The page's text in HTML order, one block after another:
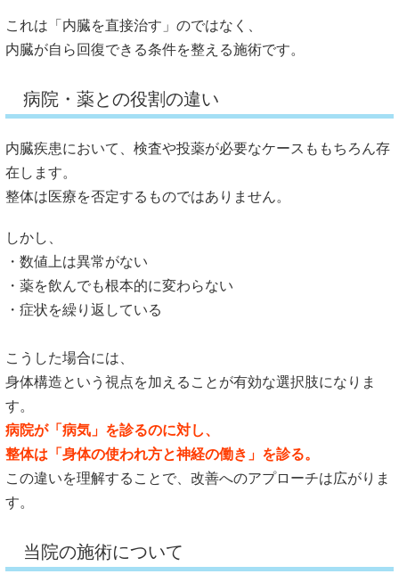
これは「内臓を直接治す」のではなく、
内臓が自ら回復できる条件を整える施術です。
病院・薬との役割の違い
内臓疾患において、 検査や投薬が必要なケースももちろん存
在します。
整体は医療を否定するものではありません。
しかし、
・数値上は異常がない
・薬を飲んでも根本的に変わらない
・症状を繰り返している
こうした場合には、
身体構造という視点を加えることが有効な選択肢になりま
す。
病院が「病気」を診るのに対し、
整体は「身体の使われ方と神経の働き」を診る。
この違いを理解することで、改善へのアプローチは広がりま
す。
当院の施術について